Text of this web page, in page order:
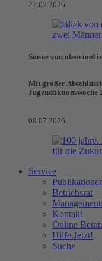
27.07.2026
Sonne von oben und
Mit großer
Jugendaktionswoche
09.07.2026
Service
Betriebsrat
Kontakt
Online
Hilfe.Jetzt!
Suche